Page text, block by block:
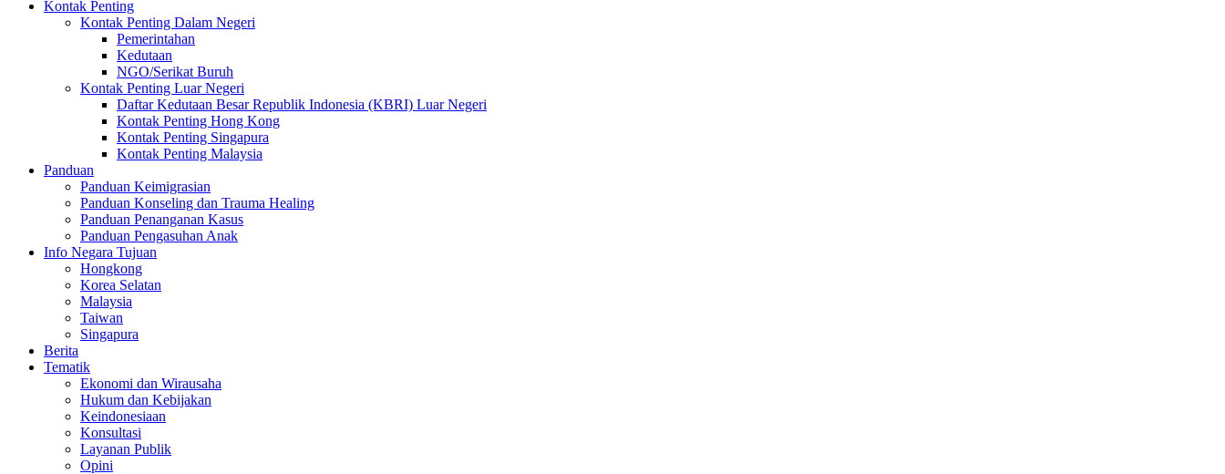
Kontak Penting
Kontak Penting Dalam Negeri
Pemerintahan
Kedutaan
NGO/Serikat Buruh
Kontak Penting Luar Negeri
Daftar Kedutaan Besar Republik Indonesia (KBRI) Luar Negeri
Kontak Penting Hong Kong
Kontak Penting Singapura
Kontak Penting Malaysia
Panduan
Panduan Keimigrasian
Panduan Konseling dan Trauma Healing
Panduan Penanganan Kasus
Panduan Pengasuhan Anak
Info Negara Tujuan
Hongkong
Korea Selatan
Malaysia
Taiwan
Singapura
Berita
Tematik
Ekonomi dan Wirausaha
Hukum dan Kebijakan
Keindonesiaan
Konsultasi
Layanan Publik
Opini